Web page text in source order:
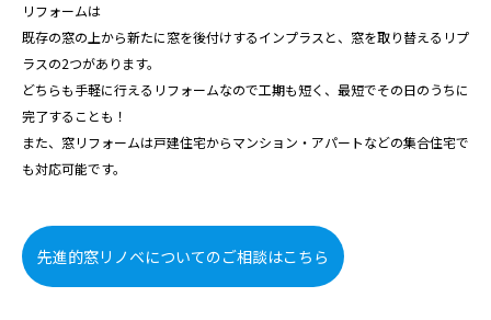
リフォームは
既存の窓の上から新たに窓を後付けするインプラスと、窓を取り替えるリプ
ラスの2つがあります。
どちらも手軽に行えるリフォームなので工期も短く、最短でその日のうちに
完了することも！
また、窓リフォームは戸建住宅からマンション・アパートなどの集合住宅で
も対応可能です。
先進的窓リノベについてのご相談はこちら